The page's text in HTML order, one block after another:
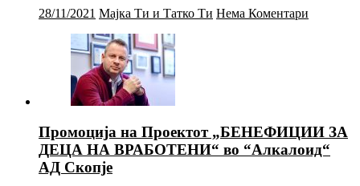
28/11/2021 Мајка Ти и Татко Ти Нема Коментари
Промоција на Проектот „БЕНЕФИЦИИ ЗА
ДЕЦА НА ВРАБОТЕНИ“ во “Алкалоид“
АД Скопје